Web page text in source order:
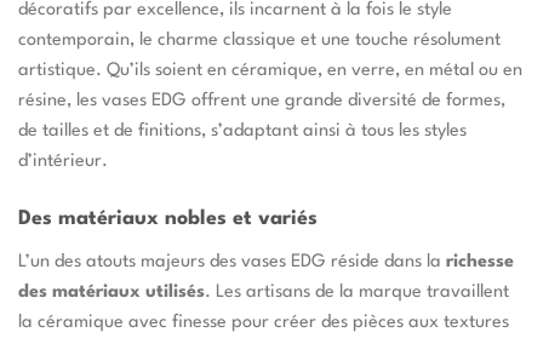
décoratifs par excellence, ils incarnent à la fois le style
contemporain, le charme classique et une touche résolument
artistique. Qu’ils soient en céramique, en verre, en métal ou en
résine, les vases EDG offrent une grande diversité de formes,
de tailles et de finitions, s’adaptant ainsi à tous les styles
d’intérieur.
Des matériaux nobles et variés
L’un des atouts majeurs des vases EDG réside dans la richesse
des matériaux utilisés. Les artisans de la marque travaillent
la céramique avec finesse pour créer des pièces aux textures